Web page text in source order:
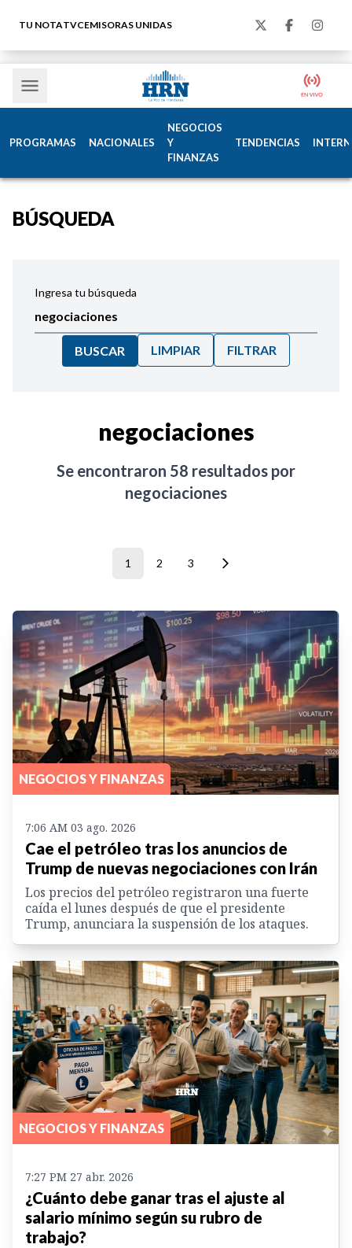
TU NOTATVCEMISORAS UNIDAS
PROGRAMAS NACIONALES
NEGOCIOS
Y
FINANZAS
TENDENCIAS
BÚSQUEDA
Ingresa tu búsqueda
BUSCAR LIMPIAR FILTRAR
negociaciones
Se encontraron 58 resultados por
negociaciones
1 2 3
NEGOCIOS Y FINANZAS
7:06 AM 03 ago. 2026
Cae el petróleo tras los anuncios de
Trump de nuevas negociaciones con Irán
Los precios del petróleo registraron una fuerte
caída el lunes después de que el presidente
Trump, anunciara la suspensión de los ataques.
NEGOCIOS Y FINANZAS
7:27 PM 27 abr. 2026
¿Cuánto debe ganar tras el ajuste al
salario mínimo según su rubro de
trabajo?